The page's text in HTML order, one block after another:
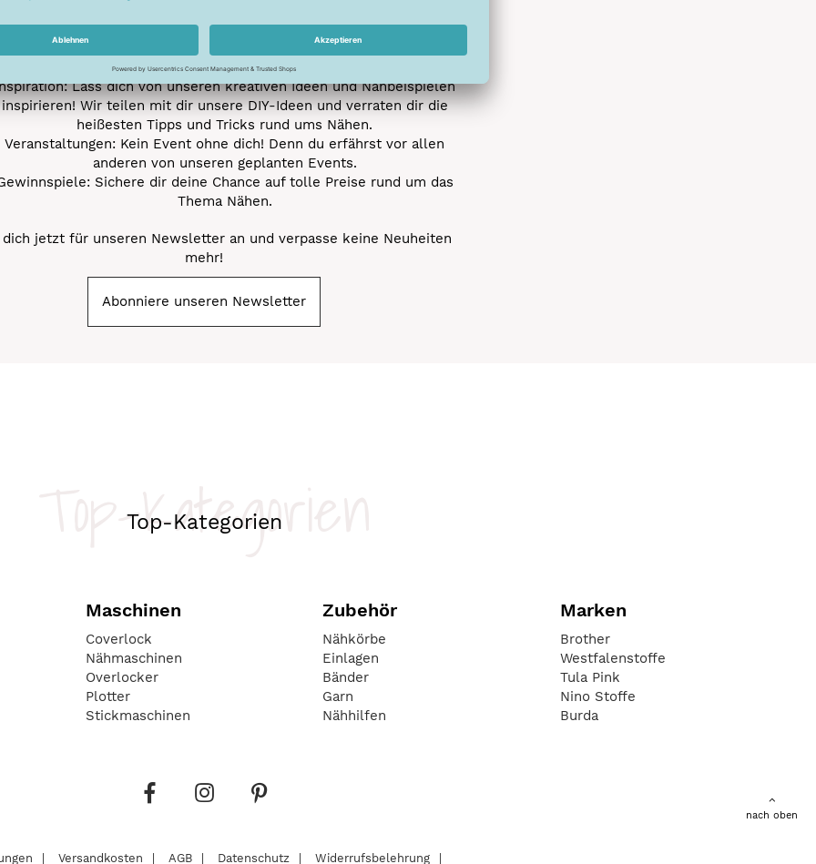
Neue Stoffe entdecken: Wir informieren dich regelmäßig über die
neuesten Stofftrends der Saison. Plane mit uns deine neuen
Nähprojekte.
Lass dich von unseren kreativen Ideen und Nähbeispielen
inspirieren! Wir teilen mit dir unsere DIY-Ideen und verraten dir die
heißesten Tipps und Tricks rund ums Nähen.
Veranstaltungen: Kein Event ohne dich! Denn du erfährst vor allen
anderen von unseren geplanten Events.
Sichere dir deine Chance auf tolle Preise rund um das
Thema Nähen.
dich jetzt für unseren Newsletter an und verpasse keine Neuheiten
mehr!
Abonniere unseren Newsletter
Top-Kategorien
Top-Kategorien
Maschinen
Coverlock
Nähmaschinen
Overlocker
Plotter
Stickmaschinen
Zubehör
Nähkörbe
Einlagen
Bänder
Garn
Nähhilfen
Marken
Brother
Westfalenstoffe
Tula Pink
Nino Stoffe
Burda
nach oben
Versandkosten AGB Datenschutz Widerrufsbelehrung